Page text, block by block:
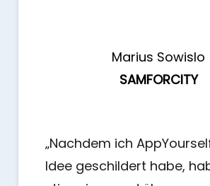
Marius Sowislo
SAMFORCITY
„Nachdem ich
Idee geschildert habe,